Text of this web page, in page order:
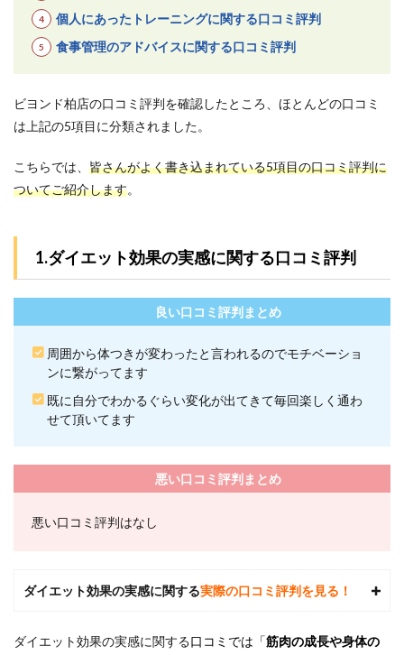
4
ビヨ
ンド
柏店
の基
報
5
ンド
柏店
徒歩
で行
での
6
ビヨ
ンド
柏店
近く
の駐
情報
7
ンド
る質
個人にあったトレーニングに関する口コミ評判
食事管理のアドバイスに関する口コミ評判
ビヨンド柏店の口コミ評判を確認したところ、ほとんどの口コミ
は上記の5項目に分類されました。
こちらでは、 皆さんがよく書き込まれている5項目の口コミ評判に
ついてご紹介します。
1.ダイエット効果の実感に関する口コミ評判
良い口コミ評判まとめ
周囲から体つきが変わったと言われるのでモチベーショ
ンに繋がってます
既に自分でわかるぐらい変化が出てきて毎回楽しく通わ
せて頂いてます
悪い口コミ評判まとめ
悪い口コミ評判はなし
ダイエット効果の実感に関する実際の口コミ評判を見る！
ダイエット効果の実感に関する口コミでは「筋肉の成長や身体の